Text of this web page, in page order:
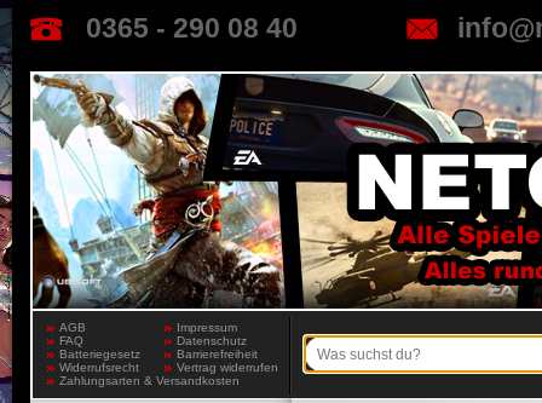
0365 - 290 08 40
AGB
Impressum
FAQ
Datenschutz
Batteriegesetz
Barrierefreiheit
Widerrufsrecht
Vertrag widerrufen
Zahlungsarten & Versandkosten